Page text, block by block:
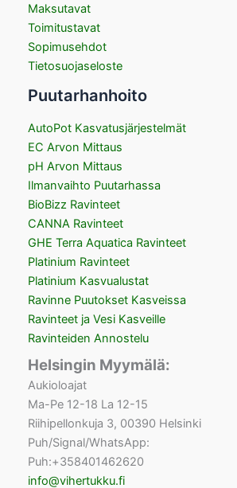
Maksutavat
Toimitustavat
Sopimusehdot
Tietosuojaseloste
Puutarhanhoito
AutoPot Kasvatusjärjestelmät
EC Arvon Mittaus
pH Arvon Mittaus
Ilmanvaihto Puutarhassa
BioBizz Ravinteet
CANNA Ravinteet
GHE Terra Aquatica Ravinteet
Platinium Ravinteet
Platinium Kasvualustat
Ravinne Puutokset Kasveissa
Ravinteet ja Vesi Kasveille
Ravinteiden Annostelu
Helsingin Myymälä:
Aukioloajat
Ma-Pe 12-18 La 12-15
Riihipellonkuja 3, 00390 Helsinki
Puh/Signal/WhatsApp:
Puh:+358401462620
info@vihertukku.fi